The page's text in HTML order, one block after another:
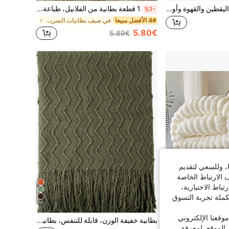
بطانية فلانيل بنقشة اليقطين والقهوة وأوراق القيقب باللون الأبيض الكريمي، بطانية رمية بأسلوب الشفاء للخريف والشتاء، بطانية ديكور أريكة مريحة للعطلات %1- 1 قطعة بطانية من الفلانيل، طباعة أحادية الجانب، ناعمة وخفيفة الوزن، طباعة كرتونية، ضرورية للمنزل، هدية عيد ميلاد مثالية، مريحة ودافئة، ناعمة وسهلة العناية، نمط طباعة نمر أسود، بطانية متعددة الوظائف، ديكور الغرفة
4# الأفضل مبيعا في صيف بطانيات السرير وبطانيات المناشف
5.80€
5.89€
10
بطانية خفيفة الوزن، قابلة للتنفس، بطانية تكييف الهواء، محبوكة، ناعمة، بطانية رمية لجميع الفصول، هدية منزلية
وللسعي لتقديم
الخاصة
الاختيارية،
تجربة التسوق
الإلكتروني